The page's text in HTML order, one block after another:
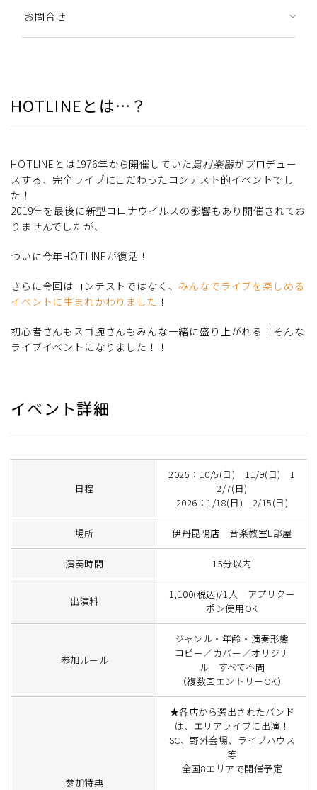
お問合せ
HOTLINEとは…？
HOTLINEとは1976年から開催していた島村楽器がプロデュー
スする、完全ライブにこだわったコンテスト的イベントでし
た！
2019年を最後に新型コロナウイルスの影響もあり開催されてお
りませんでしたが、
ついに今年HOTLINEが復活！
さらに今回はコンテストではなく、 みんなでライブを楽しめる
イベントに生まれかわりました ！
初心者さんもスゴ腕さんもみんな一緒に盛り上がれる！そんな
ライブイベントになりました！！
イベント詳細
日程
2025：10/5(日) 11/9(日) 1
2/7(日)
2026：1/18(日) 2/15(日)
場所 伊丹昆陽店 音楽教室L部屋
演奏時間 15分以内
出演料
1,100(税込)/1人 アプリクー
ポン使用OK
参加ルール
ジャンル・年齢・演奏形態
コピー／カバー／オリジナ
ル すべて不問
（複数回エントリーOK）
参加特典
★各店から選出されたバンド
は、エリアライブに出演！
SC、野外会場、ライブハウス
等
全国8エリアで開催予定